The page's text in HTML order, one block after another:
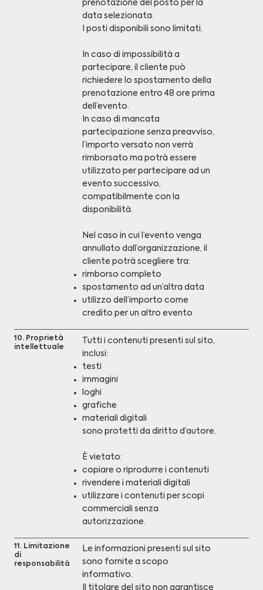
prenotazione del posto per la
data selezionata.
I posti disponibili sono limitati.
In caso di impossibilità a
partecipare, il cliente può
richiedere lo spostamento della
prenotazione entro 48 ore prima
dell’evento.
In caso di mancata
partecipazione senza preavviso,
l’importo versato non verrà
rimborsato ma potrà essere
utilizzato per partecipare ad un
evento successivo,
compatibilmente con la
disponibilità.
Nel caso in cui l’evento venga
annullato dall’organizzazione, il
cliente potrà scegliere tra:
rimborso completo
spostamento ad un’altra data
utilizzo dell’importo come
credito per un altro evento
10. Proprietà
intellettuale
Tutti i contenuti presenti sul sito,
inclusi:
testi
immagini
loghi
grafiche
materiali digitali
sono protetti da diritto d’autore.
È vietato:
copiare o riprodurre i contenuti
rivendere i materiali digitali
utilizzare i contenuti per scopi
commerciali senza
autorizzazione.
11. Limitazione
di
responsabilità
Le informazioni presenti sul sito
sono fornite a scopo
informativo.
Il titolare del sito non garantisce